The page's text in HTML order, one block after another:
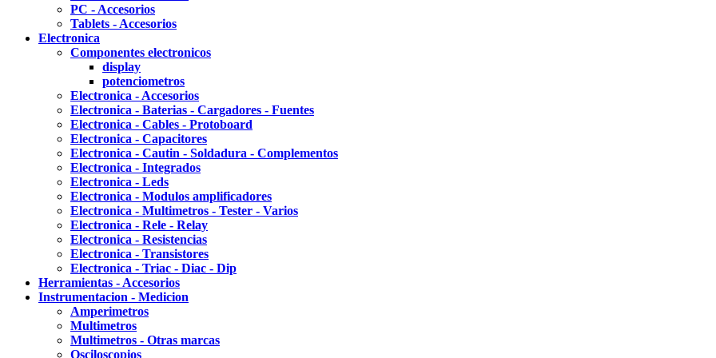
PC - Accesorios
Tablets - Accesorios
Electronica
Componentes electronicos
display
potenciometros
Electronica - Accesorios
Electronica - Baterias - Cargadores - Fuentes
Electronica - Cables - Protoboard
Electronica - Capacitores
Electronica - Cautin - Soldadura - Complementos
Electronica - Integrados
Electronica - Leds
Electronica - Modulos amplificadores
Electronica - Multimetros - Tester - Varios
Electronica - Rele - Relay
Electronica - Resistencias
Electronica - Transistores
Electronica - Triac - Diac - Dip
Herramientas - Accesorios
Instrumentacion - Medicion
Amperimetros
Multimetros
Multimetros - Otras marcas
Osciloscopios